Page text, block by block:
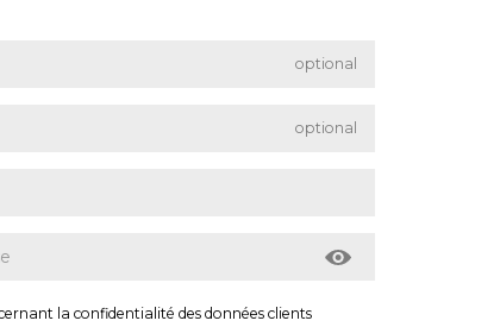
optional
optional
la confidentialité des données clients